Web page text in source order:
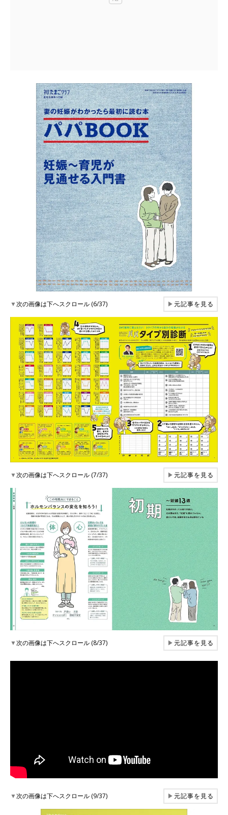
▼次の画像は下へスクロール (6/37) ▶元記事を見る
▼次の画像は下へスクロール (7/37) ▶元記事を見る
▼次の画像は下へスクロール (8/37) ▶元記事を見る
▼次の画像は下へスクロール (9/37) ▶元記事を見る